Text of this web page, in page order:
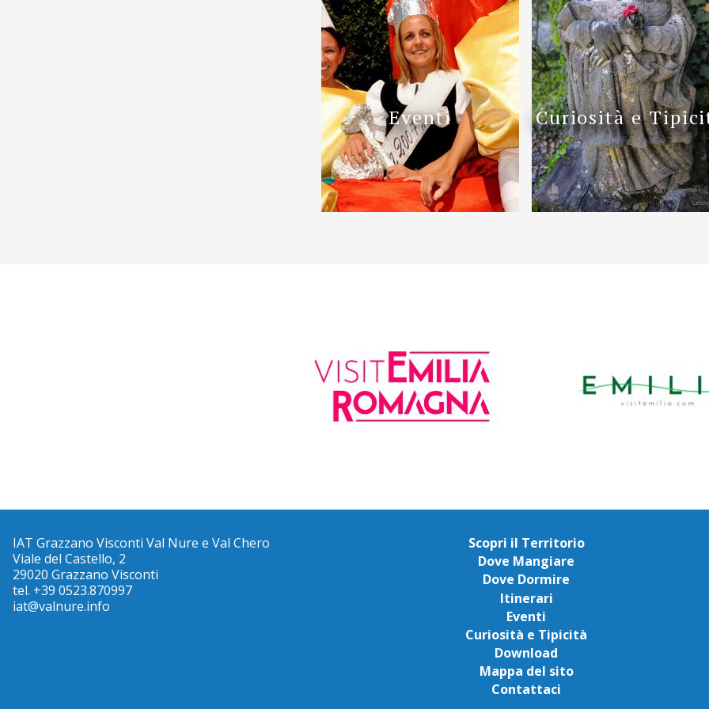
Eventi Curiosità e
IAT Grazzano Visconti Val Nure e Val Chero
Viale del Castello, 2
29020 Grazzano Visconti
tel. +39 0523.870997
iat@valnure.info
Scopri il Territorio
Dove Mangiare
Dove Dormire
Itinerari
Eventi
Curiosità e Tipicità
Download
Mappa del sito
Contattaci